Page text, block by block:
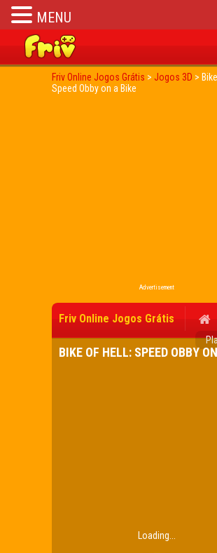
Friv Online Jogos Grátis > Jogos 3D >
Speed Obby on a Bike
Advertisement
Friv Online Jogos Grátis
BIKE OF HELL: SPEED OBBY
Loading...
MENU